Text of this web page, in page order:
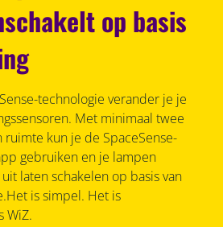
op basis
technologie verander je je
Met minimaal twee
kun je de SpaceSense-
gebruiken en je lampen
laten schakelen op basis van
is simpel. Het is
WiZ.